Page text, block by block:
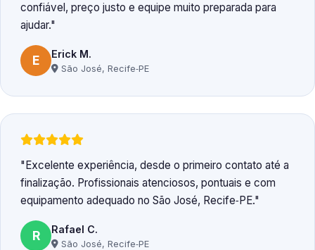
confiável, preço justo e equipe muito preparada para
ajudar.
E Erick M.
São José, Recife‑PE
Excelente experiência, desde o primeiro contato até a
finalização. Profissionais atenciosos, pontuais e com
equipamento adequado no São José, Recife‑PE.
R Rafael C.
São José, Recife‑PE